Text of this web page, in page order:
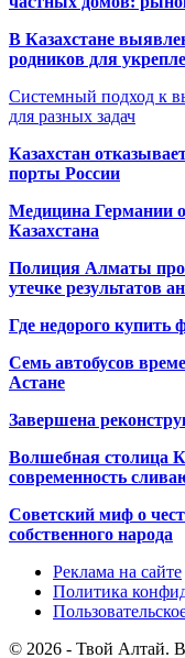
В Казахстане
родников для
Системный подход к
для разных задач
Казахстан
порты России
Медицина Германии
Казахстана
Полиция Алматы
утечке результатов
Где недорого
Семь автобусов
Астане
Завершена
Волшебная столица
современность
Советский миф о
собственного народа
Реклама на сайте
Политика
© 2026 - Твой Алтай.